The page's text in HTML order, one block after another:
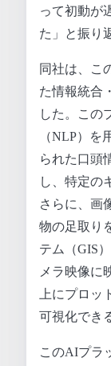
って初動が
た」と振り
同社は、こ
た情報統合
した。この
（NLP）を
られた口頭
し、特定の
さらに、画
物の足取り
テム（GIS
メラ映像に
上にプロ
可視化でき
このAIプラ